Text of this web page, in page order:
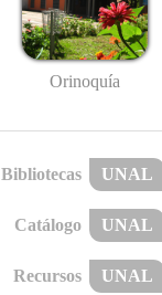
Orinoquía
Bibliotecas UNAL
Catálogo UNAL
Recursos UNAL